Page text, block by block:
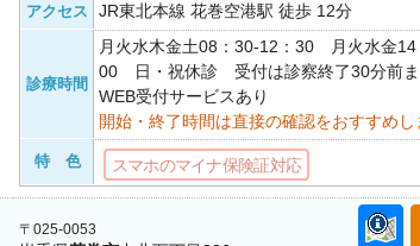
アクセス JR東北本線 花巻空港駅 徒歩 12分
診療時間
月火水木金土08：30-12：30 月火水金14
00 日・祝休診 受付は診察終了30分前
WEB受付サービスあり
開始・終了時間は直接の確認をおすすめし
特 色 スマホのマイナ保険証対応
〒025-0053